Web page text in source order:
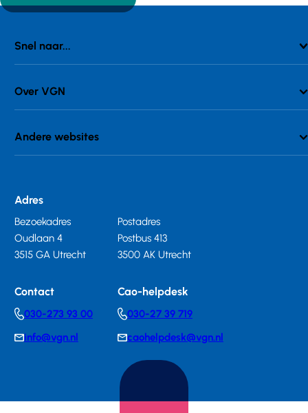
Snel naar...
Over VGN
Andere websites
Adres
Bezoekadres
Oudlaan 4
3515 GA Utrecht
Postadres
Postbus 413
3500 AK Utrecht
Contact
Telephonenumber
030-273 93 00
E-info@vgn.nl
Cao-helpdesk
Telephonenumber
030-27 39 719
E-caohelpdesk@vgn.nl